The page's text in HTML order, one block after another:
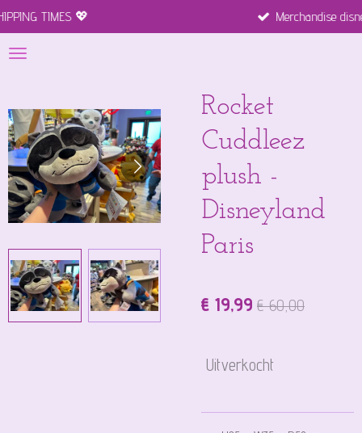
Ga
direct
naar
Merchandise disneyland paris 10
Rocket
Cuddleez
plush -
Disneyland
Paris
€ 19,99 € 60,00
Uitverkocht